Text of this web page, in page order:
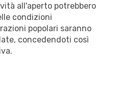
all'aperto potrebbero
condizioni
popolari saranno
concedendoti così